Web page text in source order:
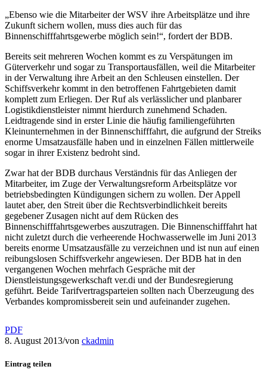
„Ebenso wie die Mitarbeiter der WSV ihre Arbeitsplätze und ihre
Zukunft sichern wollen, muss dies auch für das
Binnenschifffahrtsgewerbe möglich sein!“, fordert der BDB.
Bereits seit mehreren Wochen kommt es zu Verspätungen im
Güterverkehr und sogar zu Transportausfällen, weil die Mitarbeiter
in der Verwaltung ihre Arbeit an den Schleusen einstellen. Der
Schiffsverkehr kommt in den betroffenen Fahrtgebieten damit
komplett zum Erliegen. Der Ruf als verlässlicher und planbarer
Logistikdienstleister nimmt hierdurch zunehmend Schaden.
Leidtragende sind in erster Linie die häufig familiengeführten
Kleinunternehmen in der Binnenschifffahrt, die aufgrund der Streiks
enorme Umsatzausfälle haben und in einzelnen Fällen mittlerweile
sogar in ihrer Existenz bedroht sind.
Zwar hat der BDB durchaus Verständnis für das Anliegen der
Mitarbeiter, im Zuge der Verwaltungsreform Arbeitsplätze vor
betriebsbedingten Kündigungen sichern zu wollen. Der Appell
lautet aber, den Streit über die Rechtsverbindlichkeit bereits
gegebener Zusagen nicht auf dem Rücken des
Binnenschifffahrtsgewerbes auszutragen. Die Binnenschifffahrt hat
nicht zuletzt durch die verheerende Hochwasserwelle im Juni 2013
bereits enorme Umsatzausfälle zu verzeichnen und ist nun auf einen
reibungslosen Schiffsverkehr angewiesen. Der BDB hat in den
vergangenen Wochen mehrfach Gespräche mit der
Dienstleistungsgewerkschaft ver.di und der Bundesregierung
geführt. Beide Tarifvertragsparteien sollten nach Überzeugung des
Verbandes kompromissbereit sein und aufeinander zugehen.
PDF
8. August 2013/von ckadmin
Eintrag teilen